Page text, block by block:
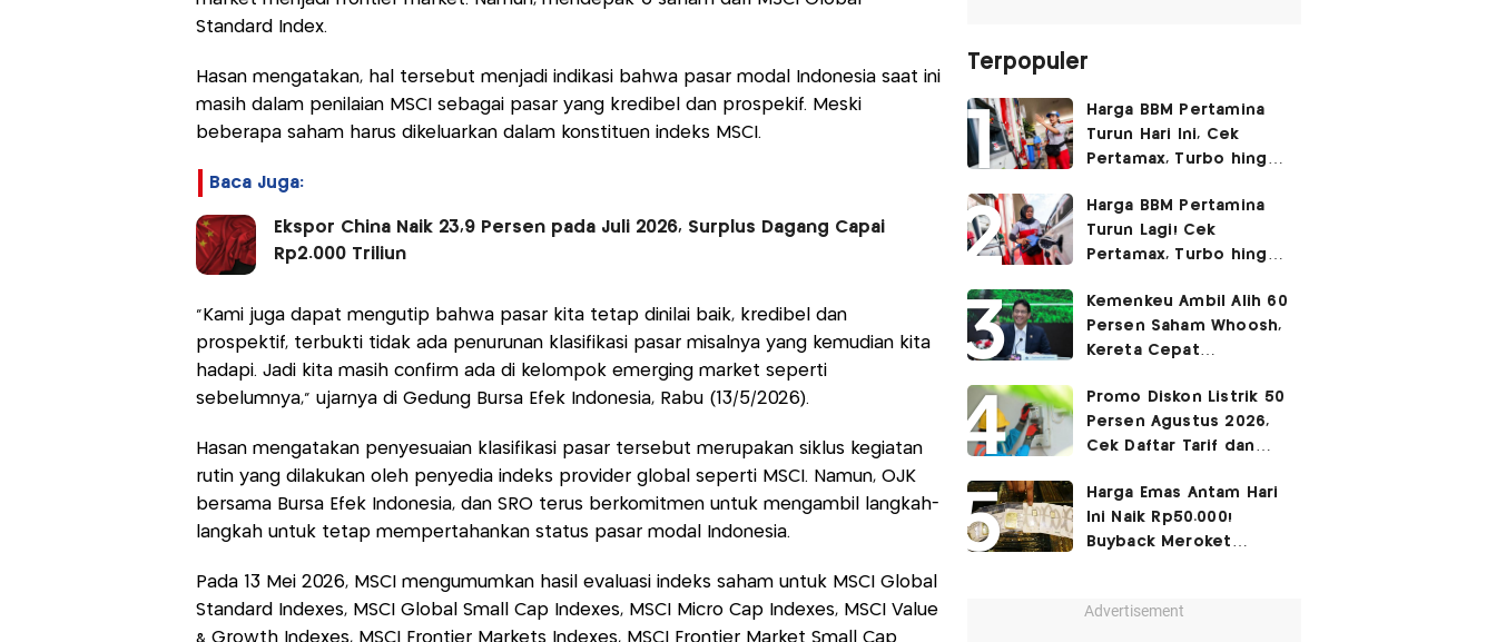
Standard Index.
Hasan mengatakan, hal tersebut menjadi indikasi bahwa pasar modal Indonesia saat ini
masih dalam penilaian MSCI sebagai pasar yang kredibel dan prospekif. Meski
beberapa saham harus dikeluarkan dalam konstituen indeks MSCI.
Baca Juga:
Ekspor China Naik 23,9 Persen pada Juli 2026, Surplus Dagang Capai
Rp2.000 Triliun
"Kami juga dapat mengutip bahwa pasar kita tetap dinilai baik, kredibel dan
prospektif, terbukti tidak ada penurunan klasifikasi pasar misalnya yang kemudian kita
hadapi. Jadi kita masih confirm ada di kelompok emerging market seperti
sebelumnya," ujarnya di Gedung Bursa Efek Indonesia, Rabu (13/5/2026).
Hasan mengatakan penyesuaian klasifikasi pasar tersebut merupakan siklus kegiatan
rutin yang dilakukan oleh penyedia indeks provider global seperti MSCI. Namun, OJK
bersama Bursa Efek Indonesia, dan SRO terus berkomitmen untuk mengambil langkah-
langkah untuk tetap mempertahankan status pasar modal Indonesia.
Pada 13 Mei 2026, MSCI mengumumkan hasil evaluasi indeks saham untuk MSCI Global
Standard Indexes, MSCI Global Small Cap Indexes, MSCI Micro Cap Indexes, MSCI Value
& Growth Indexes, MSCI Frontier Markets Indexes, MSCI Frontier Market Small Cap
Terpopuler
Harga BBM Pertamina
Turun Hari Ini, Cek
Pertamax, Turbo hingga
2026
Harga BBM Pertamina
Turun Lagi! Cek
Pertamax, Turbo hingga
Agustus 2026
Kemenkeu Ambil Alih 60
Persen Saham Whoosh,
Kereta Cepat
Surabaya
Promo Diskon Listrik 50
Persen Agustus 2026,
Cek Daftar Tarif dan
Harga Emas Antam Hari
Ini Naik Rp50.000!
Buyback Meroket
Advertisement